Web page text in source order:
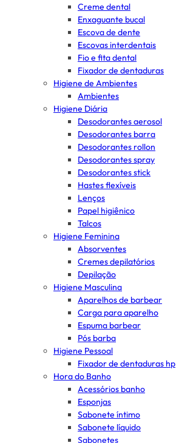
Creme dental
Enxaguante bucal
Escova de dente
Escovas interdentais
Fio e fita dental
Fixador de dentaduras
Higiene de Ambientes
Ambientes
Higiene Diária
Desodorantes aerosol
Desodorantes barra
Desodorantes rollon
Desodorantes spray
Desodorantes stick
Hastes flexíveis
Lenços
Papel higiênico
Talcos
Higiene Feminina
Absorventes
Cremes depilatórios
Depilação
Higiene Masculina
Aparelhos de barbear
Carga para aparelho
Espuma barbear
Pós barba
Higiene Pessoal
Fixador de dentaduras hp
Hora do Banho
Acessórios banho
Esponjas
Sabonete íntimo
Sabonete líquido
Sabonetes